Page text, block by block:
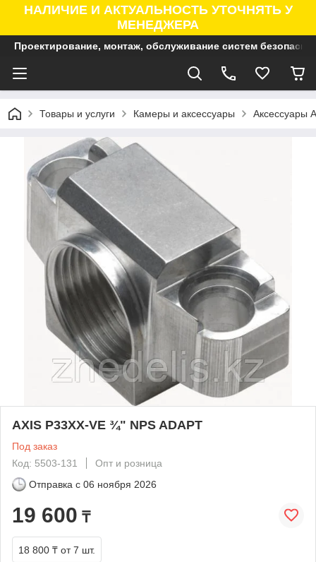
НАЛИЧИЕ И АКТУАЛЬНОСТЬ УТОЧНЯТЬ У
МЕНЕДЖЕРА
Проектирование, монтаж, обслуживание систем
Товары и услуги Камеры и аксессуары Аксессуары
AXIS P33XX-VE ¾" NPS ADAPT
Под заказ
Код: 5503-131
Опт и розница
Отправка с 06 ноября 2026
19 600 ₸
18 800 ₸ от 7 шт.